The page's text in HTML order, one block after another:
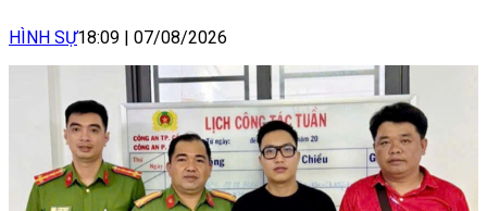
HÌNH SỰ18:09 | 07/08/2026